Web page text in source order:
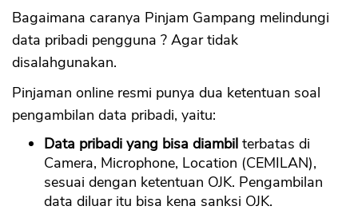
Bagaimana caranya Pinjam Gampang melindungi
data pribadi pengguna ? Agar tidak
disalahgunakan.
Pinjaman online resmi punya dua ketentuan soal
pengambilan data pribadi, yaitu:
Data pribadi yang bisa diambil terbatas di
Camera, Microphone, Location (CEMILAN),
sesuai dengan ketentuan OJK. Pengambilan
data diluar itu bisa kena sanksi OJK.